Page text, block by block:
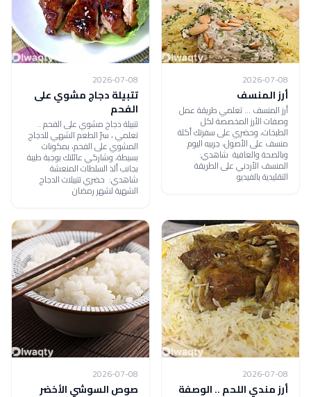
2026-07-08
أرز المنسف
أرز المنسف ... تعلمي طريقة عمل
وصفات الأرز المخصصة لكل
الطبخات، وحضري على سفرتك أكلة
منسف على الأصول، جربيه اليوم
وبالصحة والعافية شاهدي:
المنسف الأردني على الطريقة
التقليدية بالفيديو
2026-07-08
تتبيلة دجاج مشوي على
الفحم
تتبيلة دجاج مشوي على الفحم ..
تعلمي ، سرّ الطعم الشهي للدجاج
المشوي على الفحم، بمكونات
بسيطة، وشاركي عائلتك بوجبة طيبة
بجانب ألذ السلطات المنعشة
شاهدي: حضري تتبيلات الدجاج
الشهية لشهر رمضان
2026-07-08
أرز مندي اللحم .. الوصفة
2026-07-08
صوص السوشي الأخضر